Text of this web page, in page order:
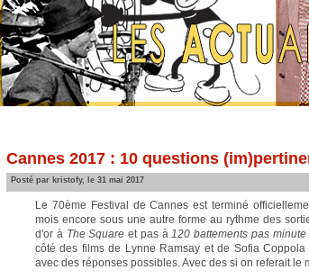
Cannes 2017 : 10 questions
Posté par kristofy, le 31 mai 2017
Le 70ème Festival de Cannes est terminé
mois encore sous une autre forme au rythme des
d'or à The Square et pas à120 battements pas minute
côté des films de Lynne Ramsay et de Sofia
avec des réponses possibles. Avec des si on referait le